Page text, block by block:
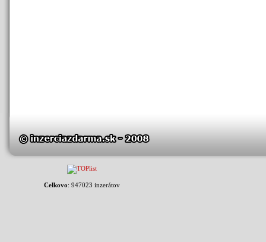
Celkovo: 947023 inzerátov